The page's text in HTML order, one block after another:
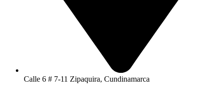
Calle 6 # 7-11 Zipaquira, Cundinamarca